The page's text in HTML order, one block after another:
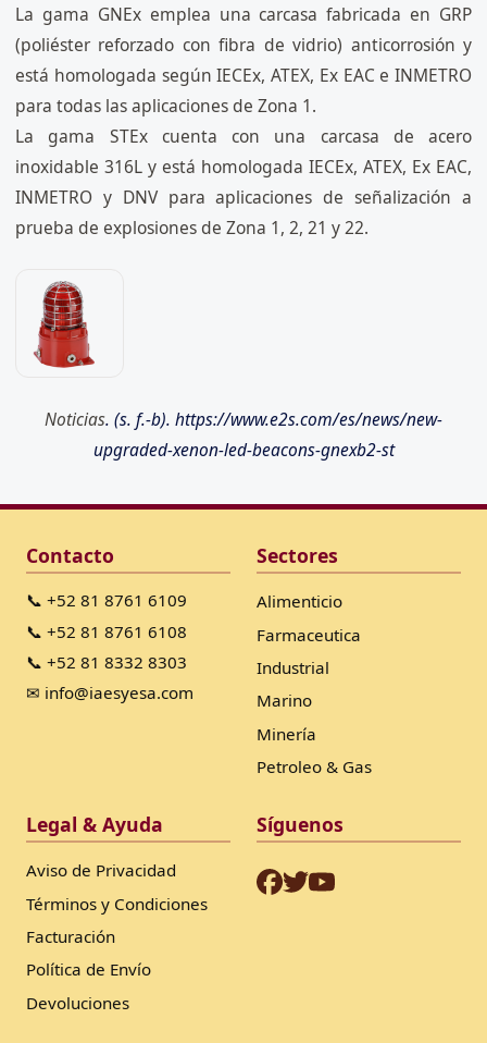
La gama GNEx emplea una carcasa fabricada en GRP
(poliéster reforzado con fibra de vidrio) anticorrosión y
está homologada según IECEx, ATEX, Ex EAC e INMETRO
para todas las aplicaciones de Zona 1.
La gama STEx cuenta con una carcasa de acero
inoxidable 316L y está homologada IECEx, ATEX, Ex EAC,
INMETRO y DNV para aplicaciones de señalización a
prueba de explosiones de Zona 1, 2, 21 y 22.
Noticias. (s. f.-b). https://www.e2s.com/es/news/new-
upgraded-xenon-led-beacons-gnexb2-st
Contacto
📞 +52 81 8761 6109
📞 +52 81 8761 6108
📞 +52 81 8332 8303
✉ info@iaesyesa.com
Sectores
Alimenticio
Farmaceutica
Industrial
Marino
Minería
Petroleo & Gas
Legal & Ayuda
Aviso de Privacidad
Términos y Condiciones
Facturación
Política de Envío
Devoluciones
Síguenos